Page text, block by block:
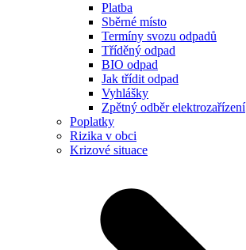
Platba
Sběrné místo
Termíny svozu odpadů
Tříděný odpad
BIO odpad
Jak třídit odpad
Vyhlášky
Zpětný odběr elektrozařízení
Poplatky
Rizika v obci
Krizové situace